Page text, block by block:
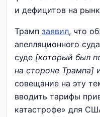
и дефицитов на
Трамп заявил, что
апелляционного
суде [который был
на стороне Трампа]
совещание на эту
вводить тарифы
катастрофе» для